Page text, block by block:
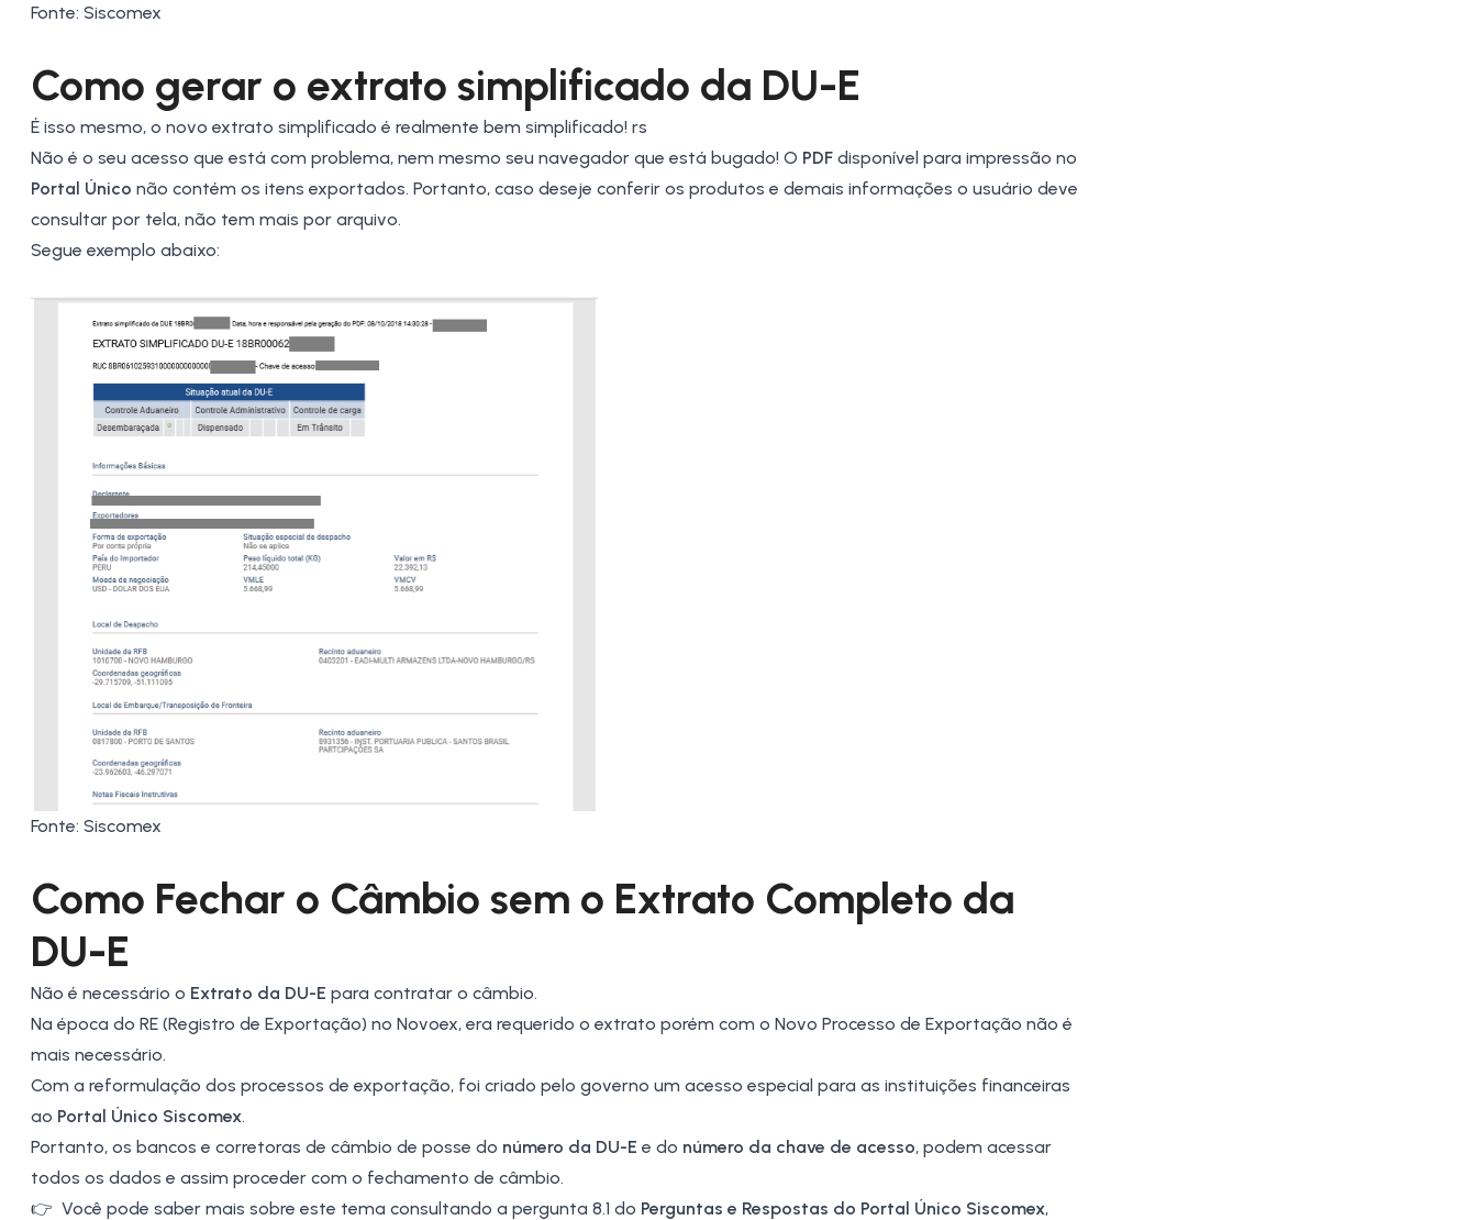
Fonte: Siscomex
Como gerar o extrato simplificado da DU-E
É isso mesmo, o novo extrato simplificado é realmente bem simplificado! rs
Não é o seu acesso que está com problema, nem mesmo seu navegador que está bugado! O PDF disponível para impressão no
Portal Único não contém os itens exportados. Portanto, caso deseje conferir os produtos e demais informações o usuário deve
consultar por tela, não tem mais por arquivo.
Segue exemplo abaixo:
Fonte: Siscomex
Como Fechar o Câmbio sem o Extrato Completo da
DU-E
Não é necessário o Extrato da DU-E para contratar o câmbio.
Na época do RE (Registro de Exportação) no Novoex, era requerido o extrato porém com o Novo Processo de Exportação não é
mais necessário.
Com a reformulação dos processos de exportação, foi criado pelo governo um acesso especial para as instituições financeiras
ao Portal Único Siscomex.
Portanto, os bancos e corretoras de câmbio de posse do número da DU-E e do número da chave de acesso, podem acessar
todos os dados e assim proceder com o fechamento de câmbio.
👉 Você pode saber mais sobre este tema consultando a pergunta 8.1 do Perguntas e Respostas do Portal Único Siscomex,